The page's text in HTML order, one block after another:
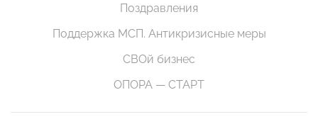
Поздравления
Поддержка МСП. Антикризисные меры
СВОй бизнес
ОПОРА — СТАРТ